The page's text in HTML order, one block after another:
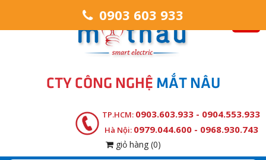
CTY CÔNG NGHỆ MẮT NÂU
TP.HCM: 0903.603.933 - 0904.553.933
Hà Nội: 0979.044.600 - 0968.930.743
giỏ hàng (0)
0903 603 933